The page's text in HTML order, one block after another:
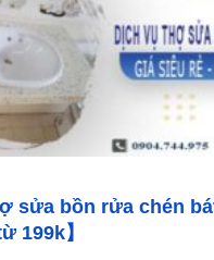
sửa bồn rửa chén
199k】